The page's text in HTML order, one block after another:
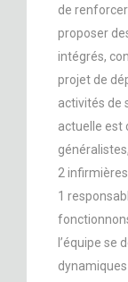
de
proposer
intégrés,
projet de
activités de
actuelle est
2
1
l’équipe se